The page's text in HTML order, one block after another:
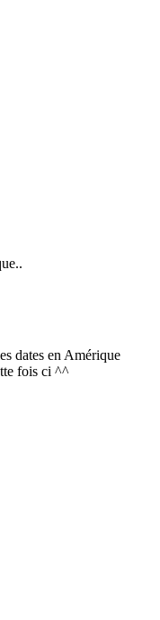
dates en Amérique
fois ci ^^